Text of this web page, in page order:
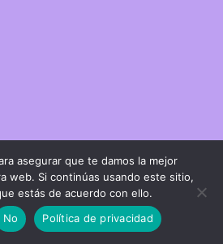
asegurar que te damos la mejor
web. Si continúas usando este sitio,
estás de acuerdo con ello.
No Política de privacidad